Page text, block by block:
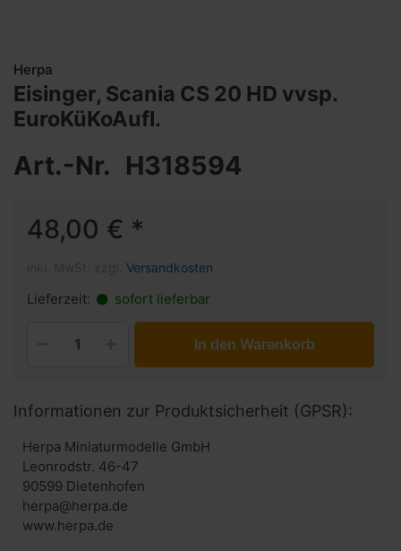
Herpa
Eisinger, Scania CS 20 HD vvsp.
EuroKüKoAufl.
Art.-Nr. H318594
48,00 € *
Versandkosten
Lieferzeit: sofort lieferbar
In den Warenkorb
Informationen zur Produktsicherheit (GPSR):
Herpa Miniaturmodelle GmbH
Leonrodstr. 46-47
90599 Dietenhofen
herpa@herpa.de
www.herpa.de